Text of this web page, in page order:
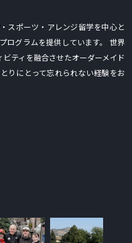
スポーツ・アレンジ留学を中心と
ログラムを提供しています。 世界
ティを融合させたオーダーメイド
りにとって忘れられない経験をお